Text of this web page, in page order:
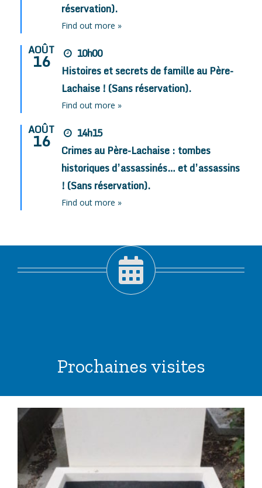
réservation).
Find out more »
AOÛT
16
10h00
Histoires et secrets de famille au Père-
Lachaise ! (Sans réservation).
Find out more »
AOÛT
16
14h15
Crimes au Père-Lachaise : tombes
historiques d’assassinés… et d’assassins
! (Sans réservation).
Find out more »
Prochaines visites